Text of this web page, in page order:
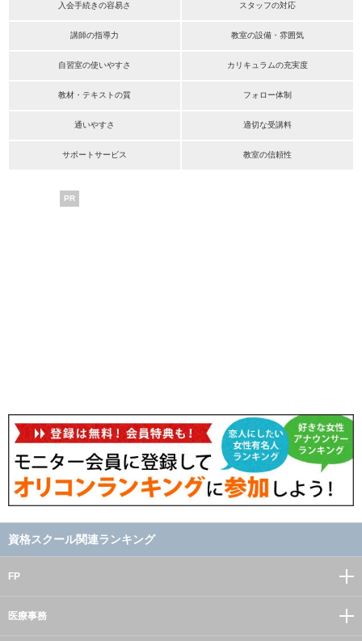
入会手続きの容易さ スタッフの対応
講師の指導力 教室の設備・雰囲気
自習室の使いやすさ カリキュラムの充実度
教材・テキストの質 フォロー体制
通いやすさ 適切な受講料
サポートサービス 教室の信頼性
PR
資格スクール関連ランキング
FP
医療事務